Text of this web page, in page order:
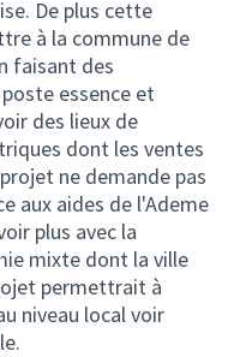
De plus cette
à la commune de
faisant des
essence et
des lieux de
dont les ventes
ne demande pas
aux aides de l'Ademe
plus avec la
mixte dont la ville
permettrait à
niveau local voir